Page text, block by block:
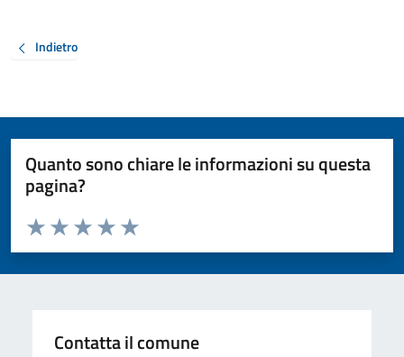
Indietro
Quanto sono chiare le informazioni su questa
pagina?
Valuta da 1 a 5 stelle la pagina
Valuta 5 stelle su 5
Valuta 4 stelle su 5
Valuta 3 stelle su 5
Valuta 2 stelle su 5
Valuta 1 stelle su 5
Contatta il comune